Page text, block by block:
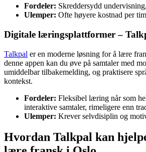
Fordeler: Skreddersydd
Ulemper: Ofte høyere kostnad per
Digitale læringsplattformer –
Talkpal er en moderne løsning for å lære
denne appen kan du øve på samtaler med
umiddelbar tilbakemelding, og praktisere
kontekst.
Fordeler: Fleksibel læring når som
interaktive samtaler, rimeligere enn
Ulemper: Krever selvdisiplin og
Hvordan Talkpal kan